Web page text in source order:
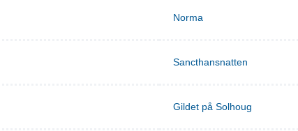
Norma
Sancthansnatten
Gildet på Solhoug